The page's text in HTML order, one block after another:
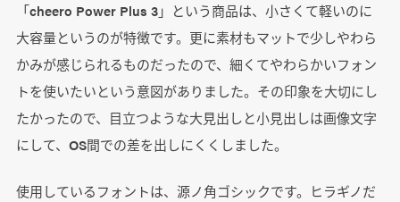
「cheero Power Plus 3」という商品は、小さくて軽いのに
大容量というのが特徴です。更に素材もマットで少しやわら
かみが感じられるものだったので、細くてやわらかいフォン
トを使いたいという意図がありました。その印象を大切にし
たかったので、目立つような大見出しと小見出しは画像文字
にして、OS間での差を出しにくくしました。
使用しているフォントは、源ノ角ゴシックです。ヒラギノだ